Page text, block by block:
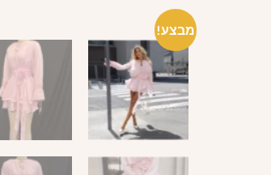
מבצע!